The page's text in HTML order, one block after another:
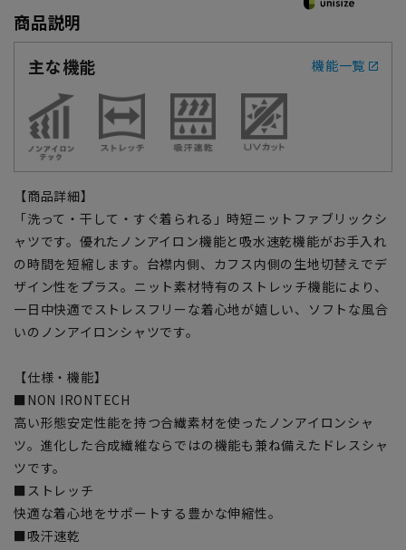
商品説明
主な機能
機能一覧
【商品詳細】
「洗って・干して・すぐ着られる」時短ニットファブリックシ
ャツです。優れたノンアイロン機能と吸水速乾機能がお手入れ
の時間を短縮します。台襟内側、カフス内側の生地切替えでデ
ザイン性をプラス。ニット素材特有のストレッチ機能により、
一日中快適でストレスフリーな着心地が嬉しい、ソフトな風合
いのノンアイロンシャツです。
【仕様・機能】
■NON IRONTECH
高い形態安定性能を持つ合繊素材を使ったノンアイロンシャ
ツ。進化した合成繊維ならではの機能も兼ね備えたドレスシャ
ツです。
■ストレッチ
快適な着心地をサポートする豊かな伸縮性。
■吸汗速乾